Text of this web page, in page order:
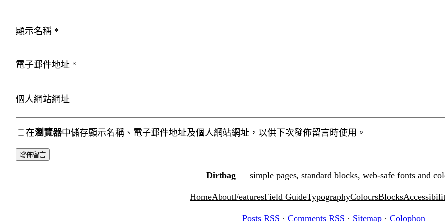
顯示名稱 *
電子郵件地址 *
個人網站網址
在瀏覽器中儲存顯示名稱、電子郵件地址及個人網站網址，以供下次發佈留言時使用。
Dirtbag— simple pages, standard blocks, web-safe fonts and
HomeAboutFeaturesField GuideTypographyColoursBlocks
Posts RSS · Comments RSS · Sitemap · Colophon